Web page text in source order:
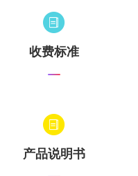
收费标准
产品说明书